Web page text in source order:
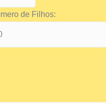
de Filhos: